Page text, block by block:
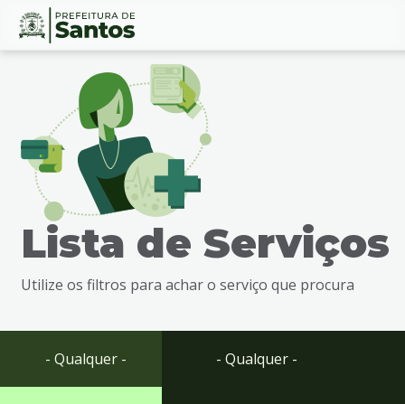
Ir
busca
Ir
rodapé
Conteúdo
Lista de Serviços
Utilize os filtros para achar o serviço que procura
- Qualquer - - Qualquer -